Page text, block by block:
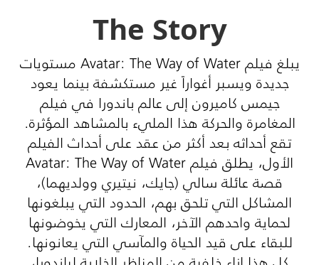
The Story
يبلغ فيلم Avatar: The Way of Water مستويات
جديدة ويسبر أغواراً غير مستكشفة بينما يعود
جيمس كاميرون إلى عالم باندورا في فيلم
المغامرة والحركة هذا المليء بالمشاهد المؤثرة.
تقع أحداثه بعد أكثر من عقد على أحداث الفيلم
الأول، يطلق فيلم Avatar: The Way of Water
قصة عائلة سالي (جايك، نيتيري وولديهما)،
المشاكل التي تلحق بهم، الحدود التي يبلغونها
لحماية واحدهم الآخر، المعارك التي يخوضونها
للبقاء على قيد الحياة والمآسي التي يعانونها.